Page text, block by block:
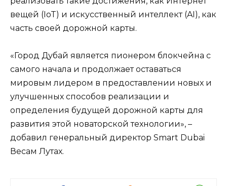
вещей (IoT) и искусственный интеллект (AI), как
часть своей дорожной карты.
«Город Дубай является пионером блокчейна с
самого начала и продолжает оставаться
мировым лидером в предоставлении новых и
улучшенных способов реализации и
определения будущей дорожной карты для
развития этой новаторской технологии», –
добавил генеральный директор Smart Dubai
Весам Лутах.